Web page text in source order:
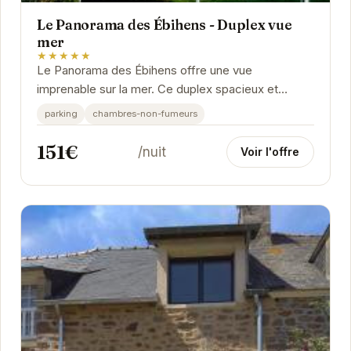
Le Panorama des Ébihens - Duplex vue
mer
★★★★★
Le Panorama des Ébihens offre une vue
imprenable sur la mer. Ce duplex spacieux et
lumineux est idéal pour des vacances relaxantes.
Profitez de son...
parking chambres-non-fumeurs
151€ /nuit Voir l'offre